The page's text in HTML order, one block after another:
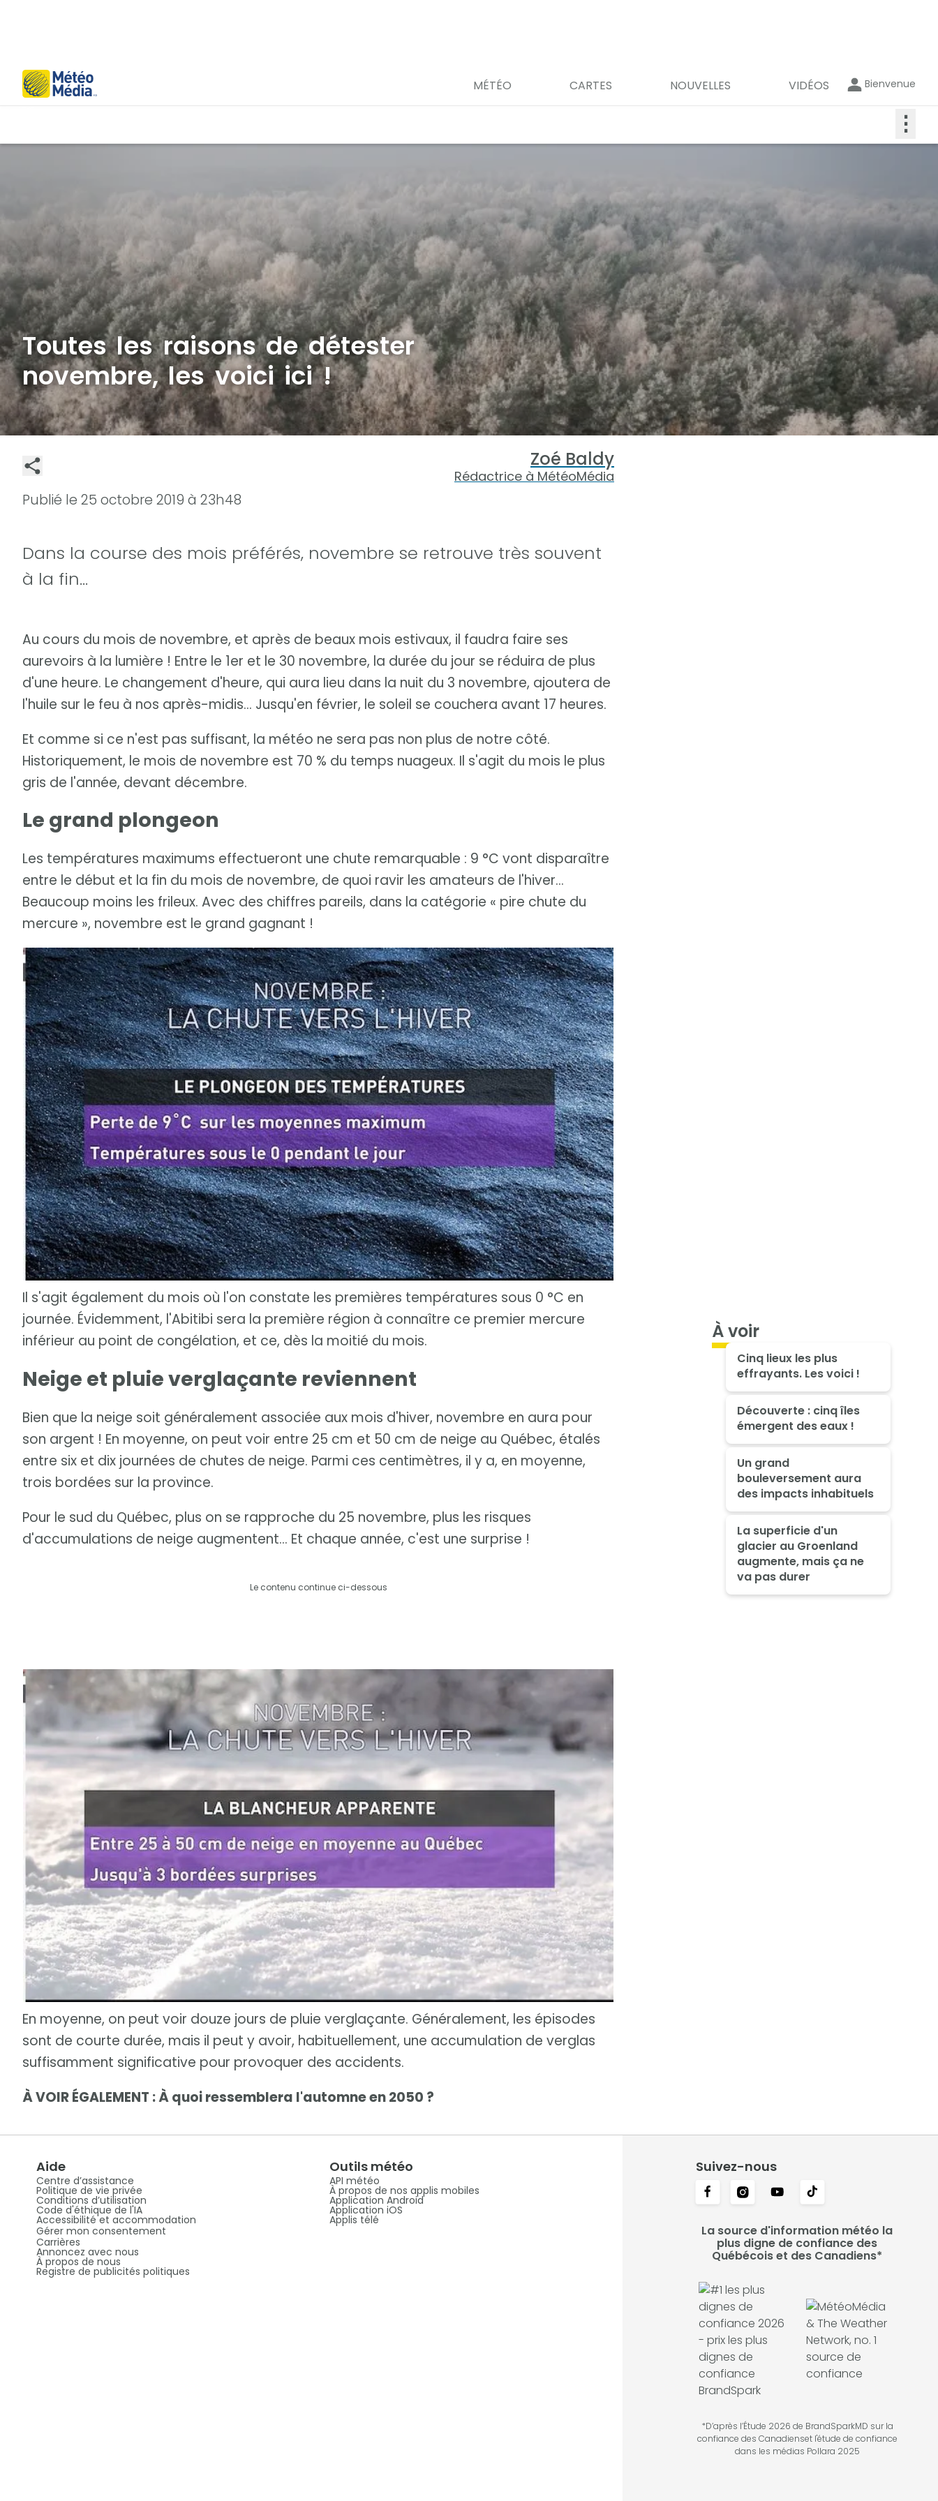
MÉTÉO CARTES NOUVELLES VIDÉOS Bienvenue
⋮
Toutes les raisons de détester
novembre, les voici ici !
Zoé Baldy
Rédactrice à MétéoMédia
Publié le 25 octobre 2019 à 23h48
Dans la course des mois préférés, novembre se retrouve très souvent
à la fin...
Au cours du mois de novembre, et après de beaux mois estivaux, il faudra faire ses
aurevoirs à la lumière ! Entre le 1er et le 30 novembre, la durée du jour se réduira de plus
d'une heure. Le changement d'heure, qui aura lieu dans la nuit du 3 novembre, ajoutera de
l'huile sur le feu à nos après-midis... Jusqu'en février, le soleil se couchera avant 17 heures.
Et comme si ce n'est pas suffisant, la météo ne sera pas non plus de notre côté.
Historiquement, le mois de novembre est 70 % du temps nuageux. Il s'agit du mois le plus
gris de l'année, devant décembre.
Le grand plongeon
Les températures maximums effectueront une chute remarquable : 9 °C vont disparaître
entre le début et la fin du mois de novembre, de quoi ravir les amateurs de l'hiver...
Beaucoup moins les frileux. Avec des chiffres pareils, dans la catégorie « pire chute du
mercure », novembre est le grand gagnant !
Il s'agit également du mois où l'on constate les premières températures sous 0 °C en
journée. Évidemment, l'Abitibi sera la première région à connaître ce premier mercure
inférieur au point de congélation, et ce, dès la moitié du mois.
Neige et pluie verglaçante reviennent
Bien que la neige soit généralement associée aux mois d'hiver, novembre en aura pour
son argent ! En moyenne, on peut voir entre 25 cm et 50 cm de neige au Québec, étalés
entre six et dix journées de chutes de neige. Parmi ces centimètres, il y a, en moyenne,
trois bordées sur la province.
Pour le sud du Québec, plus on se rapproche du 25 novembre, plus les risques
d'accumulations de neige augmentent... Et chaque année, c'est une surprise !
Le contenu continue ci-dessous
En moyenne, on peut voir douze jours de pluie verglaçante. Généralement, les épisodes
sont de courte durée, mais il peut y avoir, habituellement, une accumulation de verglas
suffisamment significative pour provoquer des accidents.
À VOIR ÉGALEMENT : À quoi ressemblera l'automne en 2050 ?
À voir
Cinq lieux les plus
effrayants. Les voici !
Découverte : cinq îles
émergent des eaux !
Un grand
bouleversement aura
des impacts inhabituels
La superficie d'un
glacier au Groenland
augmente, mais ça ne
va pas durer
Aide
Centre d’assistance
Politique de vie privée
Conditions d’utilisation
Code d'éthique de l'IA
Accessibilité et accommodation
Gérer mon consentement
Carrières
Annoncez avec nous
À propos de nous
Registre de publicités politiques
Outils météo
API météo
À propos de nos applis mobiles
Application Android
Application iOS
Applis télé
Suivez-nous
La source d'information météo la
plus digne de confiance des
Québécois et des Canadiens*
*D’après l’Étude 2026 de BrandSparkMD sur la
confiance des Canadienset l'étude de confiance
dans les médias Pollara 2025